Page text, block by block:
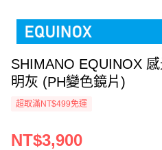
SHIMANO EQUINOX
明灰 (PH變色鏡片)
超取滿NT$499免運
NT$3,900